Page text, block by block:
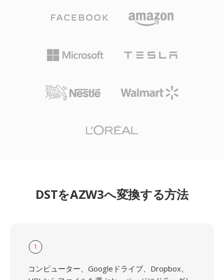
DSTをAZW3へ変換する方法
1
コンピューター、Googleドライブ、Dropbox、